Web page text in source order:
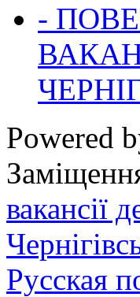
-
Powered
вакансії
Русская